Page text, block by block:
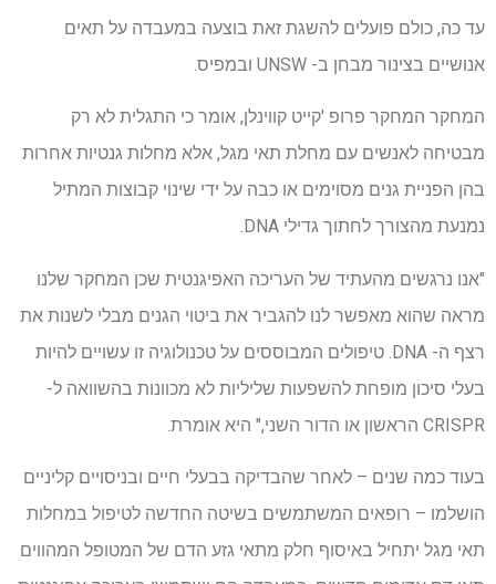
עד כה, כולם פועלים להשגת זאת בוצעה במעבדה על תאים
אנושיים בצינור מבחן ב- UNSW ובמפיס.
המחקר המחקר פרופ 'קייט קווינלן, אומר כי התגלית לא רק
מבטיחה לאנשים עם מחלת תאי מגל, אלא מחלות גנטיות אחרות
בהן הפניית גנים מסוימים או כבה על ידי שינוי קבוצות המתיל
נמנעת מהצורך לחתוך גדילי DNA.
"אנו נרגשים מהעתיד של העריכה האפיגנטית שכן המחקר שלנו
מראה שהוא מאפשר לנו להגביר את ביטוי הגנים מבלי לשנות את
רצף ה- DNA. טיפולים המבוססים על טכנולוגיה זו עשויים להיות
בעלי סיכון מופחת להשפעות שליליות לא מכוונות בהשוואה ל-
CRISPR הראשון או הדור השני," היא אומרת.
בעוד כמה שנים – לאחר שהבדיקה בבעלי חיים ובניסויים קליניים
הושלמו – רופאים המשתמשים בשיטה החדשה לטיפול במחלות
תאי מגל יתחיל באיסוף חלק מתאי גזע הדם של המטופל המהווים